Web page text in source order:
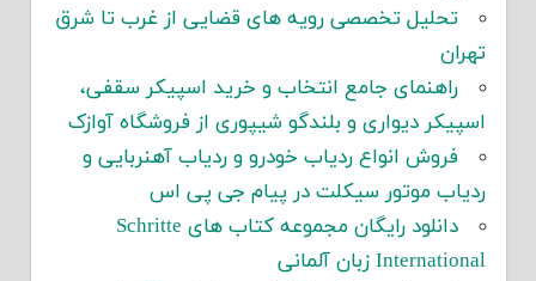
تحلیل تخصصی رویه های قضایی از غرب تا شرق
تهران
راهنمای جامع انتخاب و خرید اسپیکر سقفی،
اسپیکر دیواری و بلندگو شیپوری از فروشگاه آوازک
فروش انواع ردیاب خودرو و ردیاب آهنربایی و
ردیاب موتور سیکلت در پیام جی پی اس
دانلود رایگان مجموعه کتاب های Schritte
International زبان آلمانی